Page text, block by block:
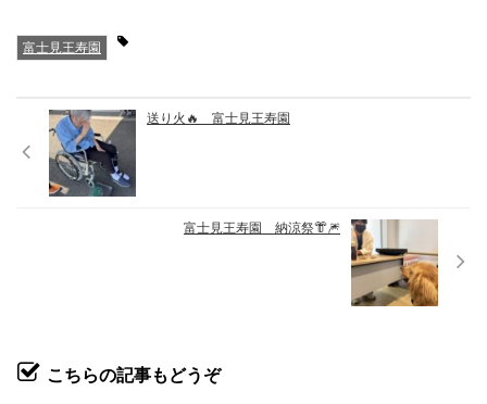
富士見王寿園
送り火🔥 富士見王寿園
富士見王寿園 納涼祭👘🎆
こちらの記事もどうぞ